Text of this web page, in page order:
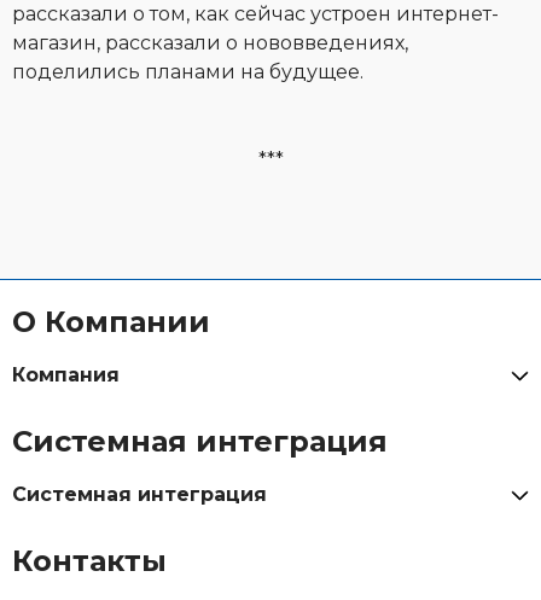
рассказали о том, как сейчас устроен интернет-
магазин, рассказали о нововведениях,
поделились планами на будущее.
***
О Компании
Компания
Системная интеграция
Системная интеграция
Контакты